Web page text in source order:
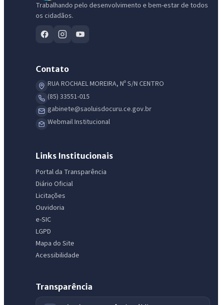
Trabalhando pelo desenvolvimento e bem-estar de todos
os cidadãos.
Contato
RUA ROCHAEL MOREIRA, Nº S/N CENTRO
(85) 33551-015
gabinete@saoluisdocuru.ce.gov.br
Webmail Institucional
Links Institucionais
Portal da Transparência
Diário Oficial
Licitações
Ouvidoria
e-SIC
LGPD
Mapa do Site
Acessibilidade
Transparência
IntGest AI
Assistente do Portal
Olá. Pergunte sobre serviços, notícias, legislação, Diário Oficial,
Licitações abertas Carta de serviços